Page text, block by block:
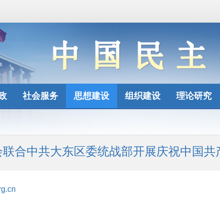
社会服务 思想建设 组织建设 理论研究
合中共大东区委统战部开展庆祝中国共